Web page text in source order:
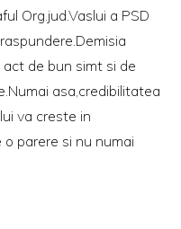
Org.jud.Vaslui a PSD
de bun simt si de
asa,credibilitatea
va creste in
parere si nu numai